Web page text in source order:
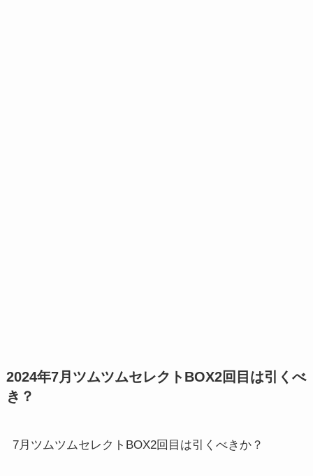
2024年7月ツムツムセレクトBOX2回目は引くべ
き？
7月ツムツムセレクトBOX2回目は引くべきか？